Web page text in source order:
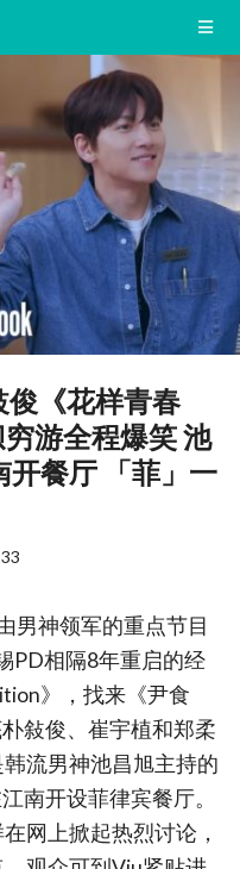
俊《花样青春
游全程爆笑 池
餐厅 「菲」一
男神领军的重点节目
PD相隔8年重启的经
》，找来《尹食
敍俊、崔宇植和郑柔
流男神池昌旭主持的
南开设菲律宾餐厅。
网上掀起热烈讨论，